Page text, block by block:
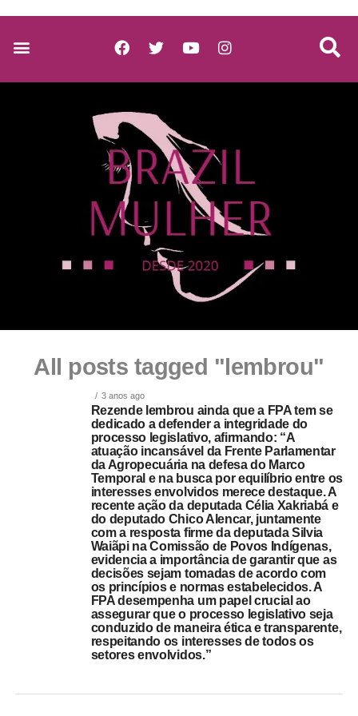
All posts tagged "lembrou"
3 anos ago
Rezende lembrou ainda que a FPA tem se
dedicado a defender a integridade do
processo legislativo, afirmando: “A
atuação incansável da Frente Parlamentar
da Agropecuária na defesa do Marco
Temporal e na busca por equilíbrio entre os
interesses envolvidos merece destaque. A
recente ação da deputada Célia Xakriabá e
do deputado Chico Alencar, juntamente
com a resposta firme da deputada Silvia
Waiãpi na Comissão de Povos Indígenas,
evidencia a importância de garantir que as
decisões sejam tomadas de acordo com
os princípios e normas estabelecidos. A
FPA desempenha um papel crucial ao
assegurar que o processo legislativo seja
conduzido de maneira ética e transparente,
respeitando os interesses de todos os
setores envolvidos.”